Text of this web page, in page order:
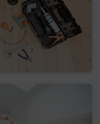
dépannage : les
incendie